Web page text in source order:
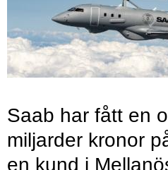
Saab har fått en
miljarder kronor
en kund i